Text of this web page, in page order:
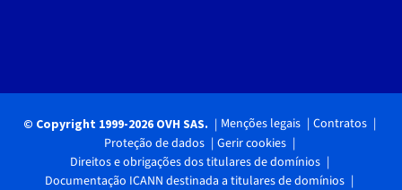
© Copyright 1999-2026 OVH SAS. Menções legais
Contratos
Proteção de dados
Gerir cookies
Direitos e obrigações dos titulares de domínios
Documentação ICANN destinada a titulares de domínios